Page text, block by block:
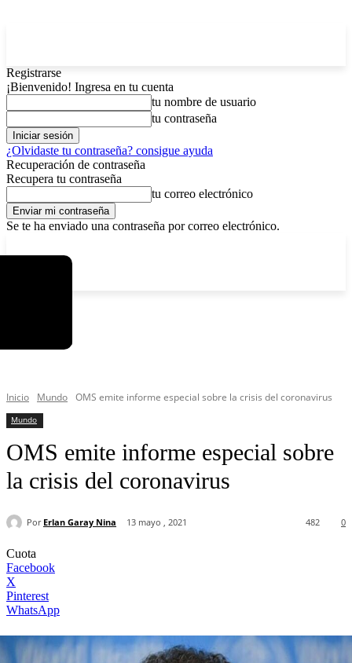
Registrarse
¡Bienvenido! Ingresa en tu cuenta
tu nombre de usuario
tu contraseña
¿Olvidaste tu contraseña? consigue ayuda
Recuperación de contraseña
Recupera tu contraseña
tu correo electrónico
Se te ha enviado una contraseña por correo electrónico.
Inicio Mundo OMS emite informe especial sobre la crisis del coronavirus
Mundo
OMS emite informe especial sobre
la crisis del coronavirus
Por Erlan Garay Nina 13 mayo , 2021 0
482
Cuota
Facebook
X
Pinterest
WhatsApp